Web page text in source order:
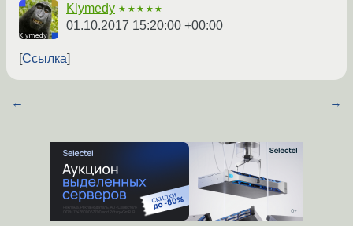
Klymedy ★★★★★
01.10.2017 15:20:00 +00:00
Ссылка
← →